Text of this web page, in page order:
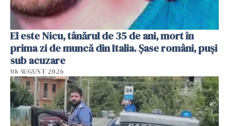
El este Nicu, tânărul de 35 de ani, mort în
prima zi de muncă din Italia. Șase români, puși
sub acuzare
08 AUGUST 2026